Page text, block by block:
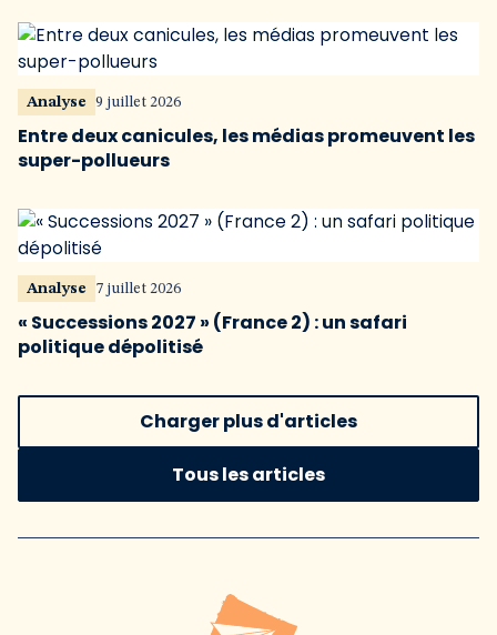
Analyse 9 juillet 2026
Entre deux canicules, les médias promeuvent les
super-pollueurs
Analyse 7 juillet 2026
« Successions 2027 » (France 2) : un safari
politique dépolitisé
Charger plus d'articles
Tous les articles